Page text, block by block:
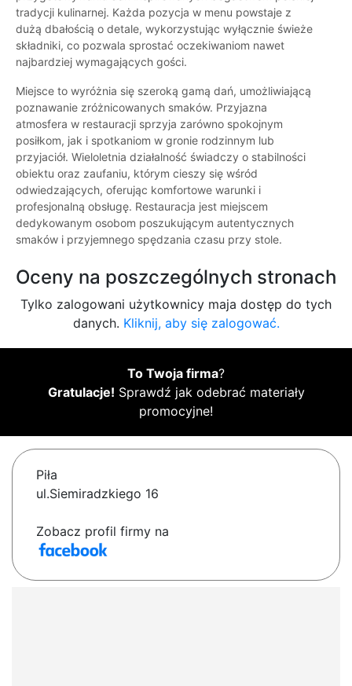
tradycji kulinarnej. Każda pozycja w menu powstaje z
dużą dbałością o detale, wykorzystując wyłącznie świeże
składniki, co pozwala sprostać oczekiwaniom nawet
najbardziej wymagających gości.
Miejsce to wyróżnia się szeroką gamą dań, umożliwiającą
poznawanie zróżnicowanych smaków. Przyjazna
atmosfera w restauracji sprzyja zarówno spokojnym
posiłkom, jak i spotkaniom w gronie rodzinnym lub
przyjaciół. Wieloletnia działalność świadczy o stabilności
obiektu oraz zaufaniu, którym cieszy się wśród
odwiedzających, oferując komfortowe warunki i
profesjonalną obsługę. Restauracja jest miejscem
dedykowanym osobom poszukującym autentycznych
smaków i przyjemnego spędzania czasu przy stole.
Oceny na poszczególnych stronach
Tylko zalogowani użytkownicy maja dostęp do tych
danych. Kliknij, aby się zalogować.
To Twoja firma?
Gratulacje! Sprawdź jak odebrać materiały
promocyjne!
Piła
ul.Siemiradzkiego 16
Zobacz profil firmy na